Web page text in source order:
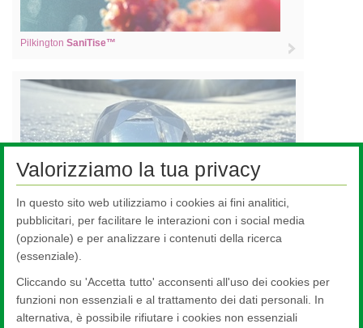
Pilkington SaniTise™
Pilkington
Prodotti in vetro più utilizzati in cucina
Decorazione
Una vasta gamma di soluzioni decorative per fornire stile o
privacy con la massima luminosità.
Valorizziamo la tua privacy
In questo sito web utilizziamo i cookies ai fini analitici,
pubblicitari, per facilitare le interazioni con i social media
(opzionale) e per analizzare i contenuti della ricerca
(essenziale).
Cliccando su 'Accetta tutto' acconsenti all'uso dei cookies per
funzioni non essenziali e al trattamento dei dati personali. In
alternativa, è possibile rifiutare i cookies non essenziali